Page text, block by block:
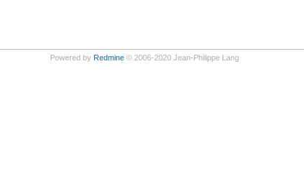
Powered by Redmine© 2006-2020 Jean-Philippe Lang